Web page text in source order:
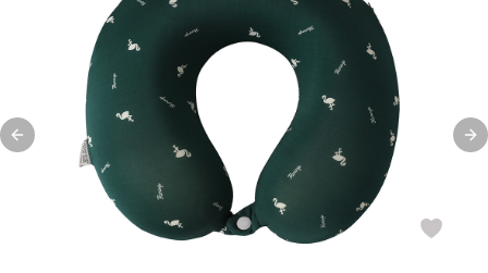
Previous slide